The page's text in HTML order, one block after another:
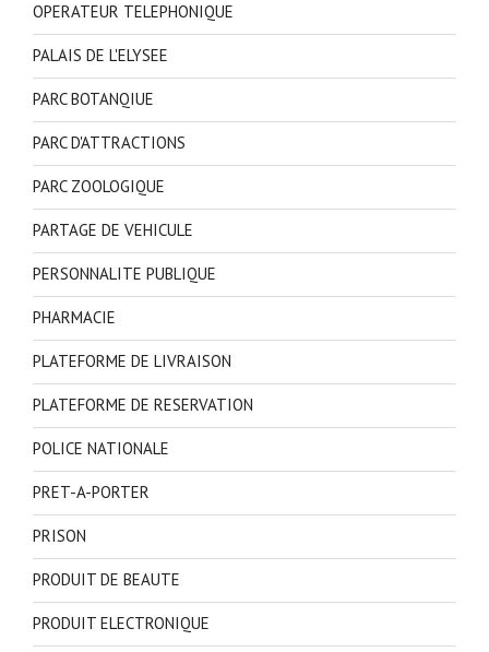
OPERATEUR TELEPHONIQUE
PALAIS DE L'ELYSEE
PARC BOTANQIUE
PARC D'ATTRACTIONS
PARC ZOOLOGIQUE
PARTAGE DE VEHICULE
PERSONNALITE PUBLIQUE
PHARMACIE
PLATEFORME DE LIVRAISON
PLATEFORME DE RESERVATION
POLICE NATIONALE
PRET-A-PORTER
PRISON
PRODUIT DE BEAUTE
PRODUIT ELECTRONIQUE